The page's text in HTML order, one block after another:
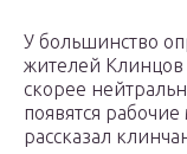
У большинство
жителей
скорее
появятся
рассказал